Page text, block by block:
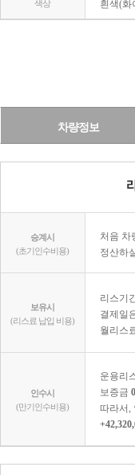
색상 흰색(화
차량정보
승계시
(초기인수비용)
처음 차
정산하
보유시
(리스료 납입 비용)
리스기
결제일
월리스
인수시
(만기인수비용)
운용리
보증금
따라서,